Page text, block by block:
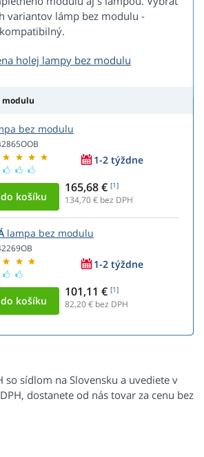
variantov lámp bez modulu -
holej lampy bez modulu
modulu
bez modulu
1-2 týždne
165,68 € [1]
134,70€ bez DPH
lampa bez modulu
1-2 týždne
101,11 € [1]
82,20€ bez DPH
so sídlom na Slovensku a uvediete v
dostanete od nás tovar za cenu bez